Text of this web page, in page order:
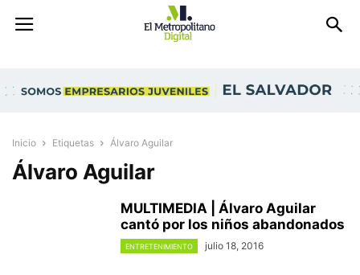
Inicio Etiquetas Álvaro Aguilar
Álvaro Aguilar
MULTIMEDIA | Álvaro Aguilar
cantó por los niños abandonados
ENTRETENIMIENTO julio 18, 2016